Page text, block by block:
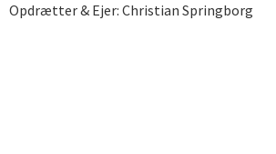
Opdrætter & Ejer: Christian Springborg